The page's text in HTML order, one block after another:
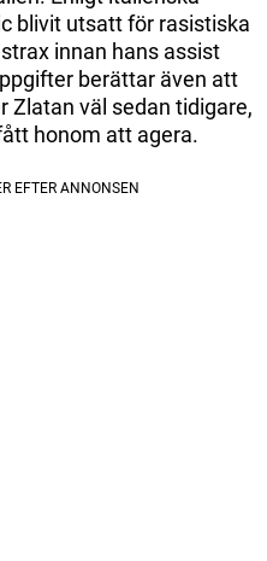
blivit utsatt för rasistiska
innan hans assist
berättar även att
Zlatan väl sedan tidigare,
honom att agera.